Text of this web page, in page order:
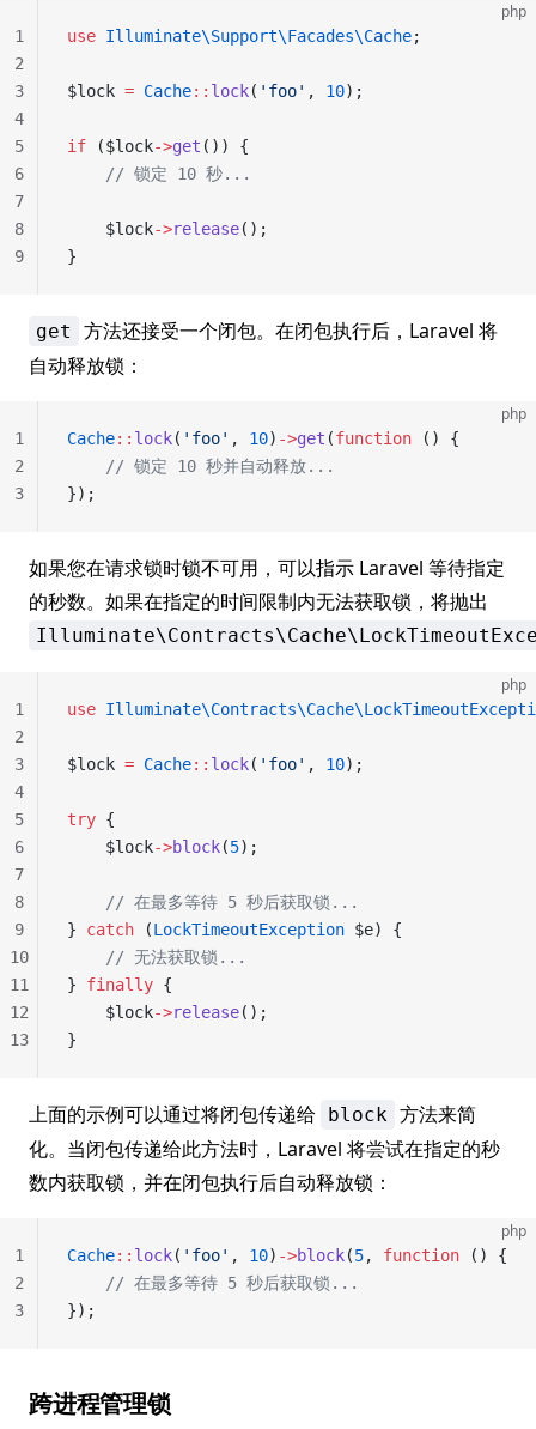
php
use Illuminate\Support\Facades\Cache;
$lock = Cache:: lock( 'foo' , 10);
if ($lock->get ()) {
    // 锁定 10 秒...
    $lock
->release();
}
1
2
3
4
5
6
7
8
9
get
方法还接受一个闭包。在闭包执行后，Laravel 将
自动释放锁：
php
Cache:: lock( 'foo' , 10) ->get (function () {
    // 锁定 10 秒并自动释放...
});
1
2
3
如果您在请求锁时锁不可用，可以指示 Laravel 等待指定
的秒数。如果在指定的时间限制内无法获取锁，将抛出
php
use
$lock = Cache:: lock( 'foo' , 10);
try {
    $lock
->block(5);
    // 在最多等待 5 秒后获取锁...
} catch (LockTimeoutException $e) {
    // 无法获取锁...
} finally {
    $lock
->release();
}
1
2
3
4
5
6
7
8
9
10
11
12
13
上面的示例可以通过将闭包传递给 block 方法来简
化。当闭包传递给此方法时，Laravel 将尝试在指定的秒
数内获取锁，并在闭包执行后自动释放锁：
php
Cache:: lock( 'foo' , 10) ->block(5, function () {
    // 在最多等待 5 秒后获取锁...
});
1
2
3
跨进程管理锁